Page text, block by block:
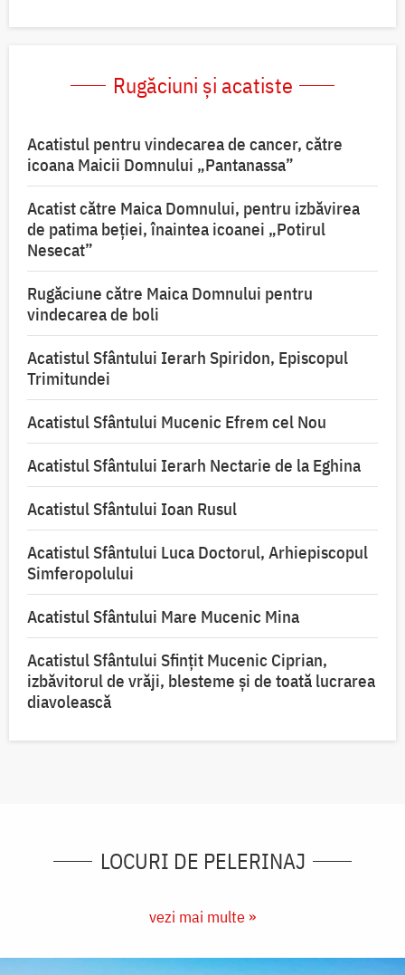
Rugăciuni și acatiste
Acatistul pentru vindecarea de cancer, către
icoana Maicii Domnului „Pantanassa”
Acatist către Maica Domnului, pentru izbăvirea
de patima beției, înaintea icoanei „Potirul
Nesecat”
Rugăciune către Maica Domnului pentru
vindecarea de boli
Acatistul Sfântului Ierarh Spiridon, Episcopul
Trimitundei
Acatistul Sfântului Mucenic Efrem cel Nou
Acatistul Sfântului Ierarh Nectarie de la Eghina
Acatistul Sfântului Ioan Rusul
Acatistul Sfântului Luca Doctorul, Arhiepiscopul
Simferopolului
Acatistul Sfântului Mare Mucenic Mina
Acatistul Sfântului Sfințit Mucenic Ciprian,
izbăvitorul de vrăji, blesteme și de toată lucrarea
diavolească
LOCURI DE PELERINAJ
vezi mai multe »